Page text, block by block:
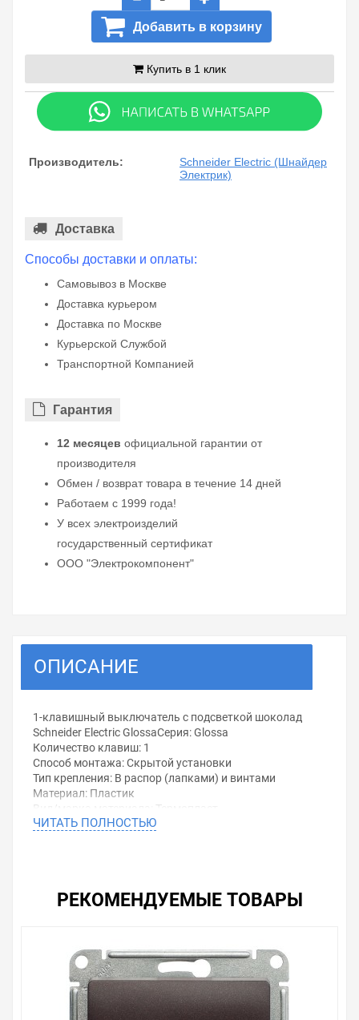
Добавить в корзину
Купить в 1 клик
Производитель:
Schneider Electric (Шнайдер
Электрик)
Доставка
Способы доставки и оплаты:
Самовывоз в Москве
Доставка курьером
Доставка по Москве
Курьерской Службой
Транспортной Компанией
Гарантия
12 месяцев официальной гарантии от
производителя
Обмен / возврат товара в течение 14 дней
Работаем с 1999 года!
У всех электроизделий
государственный сертификат
ООО "Электрокомпонент"
ОПИСАНИЕ
1-клавишный выключатель с подсветкой шоколад
Schneider Electric GlossaСерия: Glossa
Количество клавиш: 1
Способ монтажа: Скрытой установки
Тип крепления: В распор (лапками) и винтами
Материал: Пластик
Вид/марка материала: Термопласт
Защитное покрытие поверхности: Лакированная (-ое)
Коммутируем. нагрузка для люминесц. ламп: 10AX
одноклавишный с подсветкой Schneider Electric Glossa
+ рамка Бежевый
Уважаемые покупатели.
ЧИТАТЬ ПОЛНОСТЬЮ
РЕКОМЕНДУЕМЫЕ ТОВАРЫ